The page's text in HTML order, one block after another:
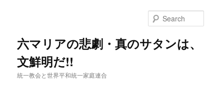
content六マリアの悲劇・真のサタンは、
文鮮明だ!!
統一教会と世界平和統一家庭連合